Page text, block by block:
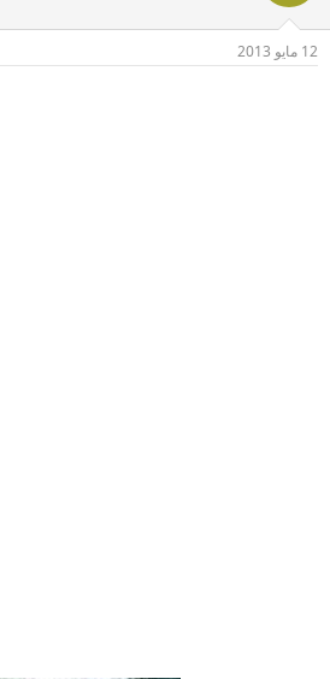
12 مايو 2013